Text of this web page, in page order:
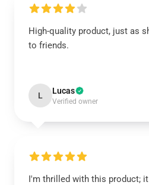
High-quality product, just as
to friends.
L Lucas
Verified owner
I'm thrilled with this product;